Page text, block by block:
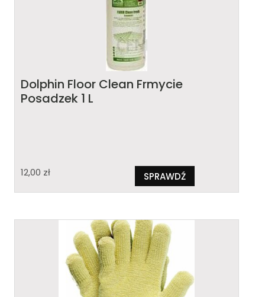
Dolphin Floor Clean Frmycie
Posadzek 1 L
12,00 zł SPRAWDŹ